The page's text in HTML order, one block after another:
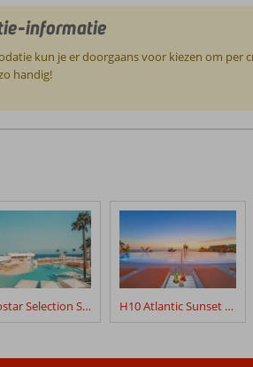
informatie
kun je er doorgaans voor kiezen om
handig!
Iberostar Selection Sábila H10 Atlantic Sunset Horizons Collection